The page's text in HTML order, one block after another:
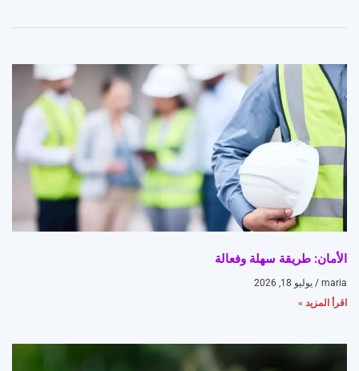
الأمان: طريقة سهلة وفعالة
maria
يوليو 18, 2026
اقرأ المزيد »